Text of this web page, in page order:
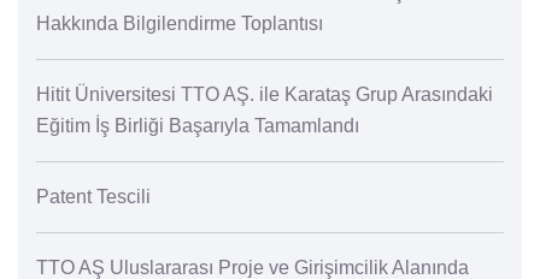
Hakkında Bilgilendirme Toplantısı
Hitit Üniversitesi TTO AŞ. ile Karataş Grup Arasındaki
Eğitim İş Birliği Başarıyla Tamamlandı
Patent Tescili
TTO AŞ Uluslararası Proje ve Girişimcilik Alanında